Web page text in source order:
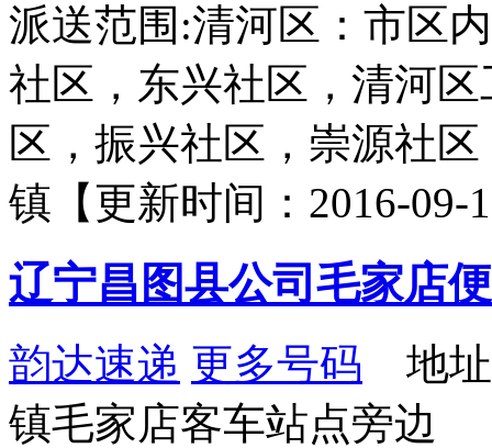
派送范围:清河区：市区
社区，东兴社区，清河
区，振兴社区，崇源社
镇【更新时间：2016-
辽宁昌图县公司毛家店
韵达速递 更多号码 地址
镇毛家店客车站点旁边